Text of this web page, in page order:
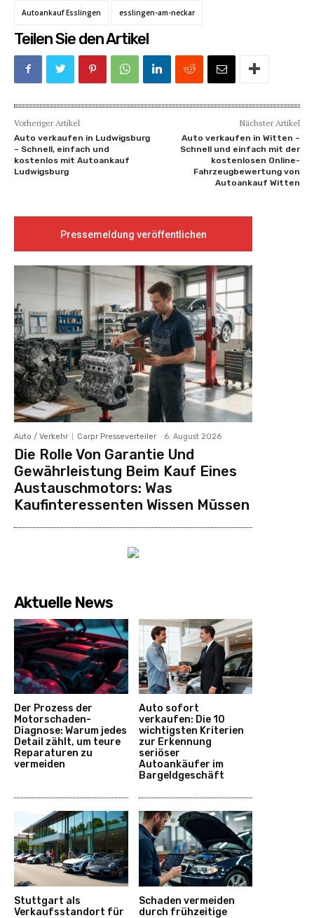
Autoankauf Esslingen esslingen-am-neckar
Teilen Sie den Artikel
Vorheriger Artikel
Auto verkaufen in Ludwigsburg
– Schnell, einfach und
kostenlos mit Autoankauf
Ludwigsburg
Nächster Artikel
Auto verkaufen in Witten –
Schnell und einfach mit der
kostenlosen Online-
Fahrzeugbewertung von
Autoankauf Witten
Pressemeldung veröffentlichen
Auto / Verkehr Carpr Presseverteiler - 6. August 2026
Die Rolle Von Garantie Und
Gewährleistung Beim Kauf Eines
Austauschmotors: Was
Kaufinteressenten Wissen Müssen
Aktuelle News
Der Prozess der
Motorschaden-
Diagnose: Warum jedes
Detail zählt, um teure
Reparaturen zu
vermeiden
Auto sofort
verkaufen: Die 10
wichtigsten Kriterien
zur Erkennung
seriöser
Autoankäufer im
Bargeldgeschäft
Stuttgart als
Verkaufsstandort für
Schaden vermeiden
durch frühzeitige